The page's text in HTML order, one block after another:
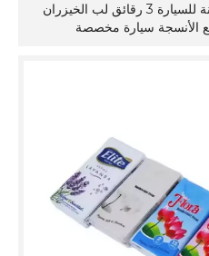
أفضل بيع صناديق الأنسجة اسطوانة للسيارة 3 رقائق لب الخيزران
الأنسجة سيارة مخصصة